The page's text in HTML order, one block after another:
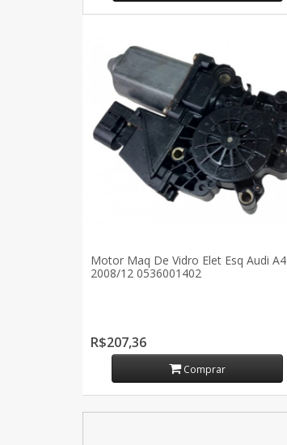
Motor Maq De Vidro Elet Esq Audi A4
2008/12 0536001402
R$207,36
Comprar